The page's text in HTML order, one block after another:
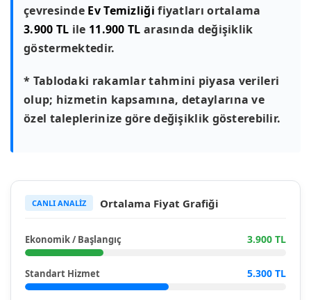
çevresinde Ev Temizliği fiyatları ortalama
3.900 TL ile 11.900 TL arasında değişiklik
göstermektedir.
* Tablodaki rakamlar tahmini piyasa verileri
olup; hizmetin kapsamına, detaylarına ve
özel taleplerinize göre değişiklik gösterebilir.
CANLI ANALİZ Ortalama Fiyat Grafiği
Ekonomik / Başlangıç 3.900 TL
Standart Hizmet 5.300 TL